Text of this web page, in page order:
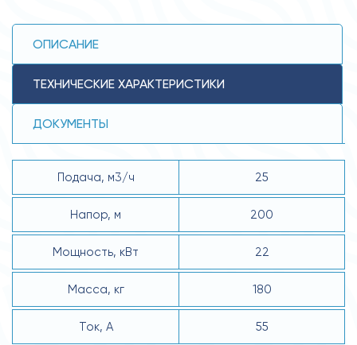
ОПИСАНИЕ
ТЕХНИЧЕСКИЕ ХАРАКТЕРИСТИКИ
ДОКУМЕНТЫ
Подача, м3/ч 25
Напор, м 200
Мощность, кВт 22
Масса, кг 180
Ток, А 55